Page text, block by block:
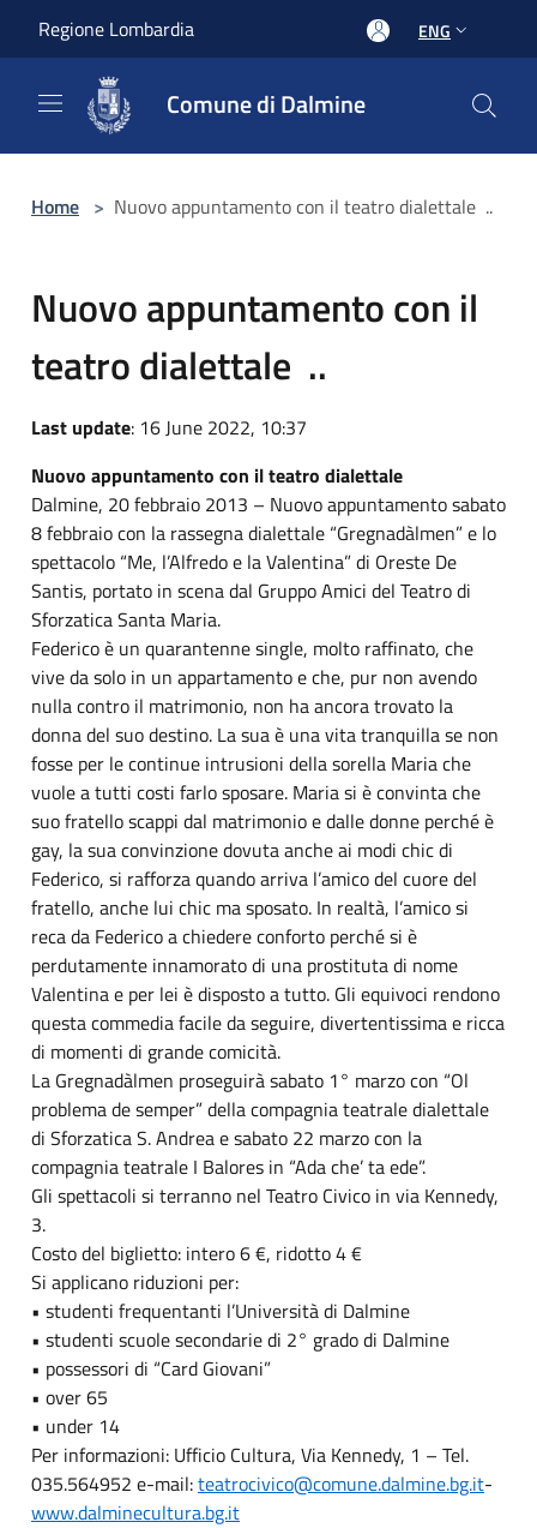
Regione Lombardia ENG
Comune di Dalmine
Home > Nuovo appuntamento con il teatro dialettale ..
Nuovo appuntamento con il
teatro dialettale ..
Last update: 16 June 2022, 10:37
Nuovo appuntamento con il teatro dialettale
Dalmine, 20 febbraio 2013 – Nuovo appuntamento sabato
8 febbraio con la rassegna dialettale “Gregnadàlmen” e lo
spettacolo “Me, l’Alfredo e la Valentina” di Oreste De
Santis, portato in scena dal Gruppo Amici del Teatro di
Sforzatica Santa Maria.
Federico è un quarantenne single, molto raffinato, che
vive da solo in un appartamento e che, pur non avendo
nulla contro il matrimonio, non ha ancora trovato la
donna del suo destino. La sua è una vita tranquilla se non
fosse per le continue intrusioni della sorella Maria che
vuole a tutti costi farlo sposare. Maria si è convinta che
suo fratello scappi dal matrimonio e dalle donne perché è
gay, la sua convinzione dovuta anche ai modi chic di
Federico, si rafforza quando arriva l’amico del cuore del
fratello, anche lui chic ma sposato. In realtà, l’amico si
reca da Federico a chiedere conforto perché si è
perdutamente innamorato di una prostituta di nome
Valentina e per lei è disposto a tutto. Gli equivoci rendono
questa commedia facile da seguire, divertentissima e ricca
di momenti di grande comicità.
La Gregnadàlmen proseguirà sabato 1° marzo con “Ol
problema de semper” della compagnia teatrale dialettale
di Sforzatica S. Andrea e sabato 22 marzo con la
compagnia teatrale I Balores in “Ada che’ ta ede”.
Gli spettacoli si terranno nel Teatro Civico in via Kennedy,
3.
Costo del biglietto: intero 6 €, ridotto 4 €
Si applicano riduzioni per:
• studenti frequentanti l’Università di Dalmine
• studenti scuole secondarie di 2° grado di Dalmine
• possessori di “Card Giovani”
• over 65
• under 14
Per informazioni: Ufficio Cultura, Via Kennedy, 1 – Tel.
035.564952 e-mail:teatrocivico@comune.dalmine.bg.it-
www.dalminecultura.bg.it